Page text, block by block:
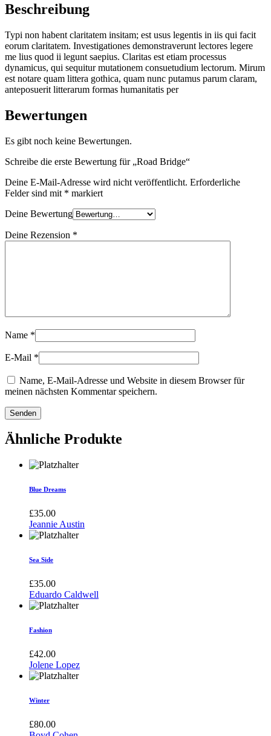
Beschreibung
Typi non habent claritatem insitam; est usus legentis in iis qui facit
eorum claritatem. Investigationes demonstraverunt lectores legere
me lius quod ii legunt saepius. Claritas est etiam processus
dynamicus, qui sequitur mutationem consuetudium lectorum. Mirum
est notare quam littera gothica, quam nunc putamus parum claram,
anteposuerit litterarum formas humanitatis per
Bewertungen
Es gibt noch keine Bewertungen.
Schreibe die erste Bewertung für „Road Bridge“
Deine E-Mail-Adresse wird nicht veröffentlicht. Erforderliche
Felder sind mit * markiert
Deine Bewertung
Deine Rezension *
Name *
E-Mail *
Name, E-Mail-Adresse und Website in diesem Browser für
meinen nächsten Kommentar speichern.
Ähnliche Produkte
Blue Dreams
£35.00
Jeannie Austin
Sea Side
£35.00
Eduardo Caldwell
Fashion
£42.00
Jolene Lopez
Winter
£80.00